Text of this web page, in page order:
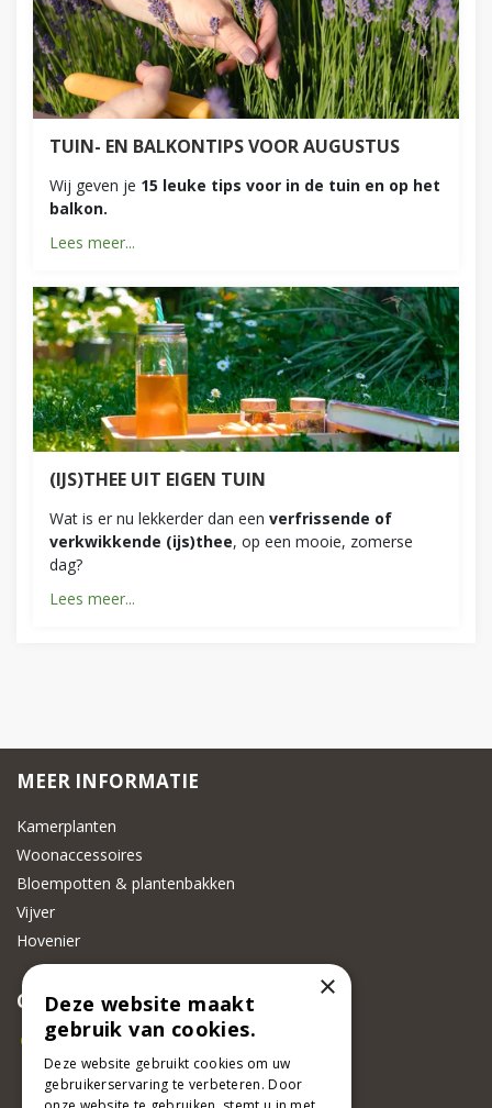
TUIN- EN BALKONTIPS VOOR AUGUSTUS
Wij geven je 15 leuke tips voor in de tuin en op het
balkon.
Lees meer...
(IJS)THEE UIT EIGEN TUIN
Wat is er nu lekkerder dan een verfrissende of
verkwikkende (ijs)thee, op een mooie, zomerse
dag?
Lees meer...
MEER INFORMATIE
Kamerplanten
Woonaccessoires
Bloempotten & plantenbakken
Vijver
Hovenier
CONTACT
Beeker Tuincentrum
Adsteeg 31
6191 PW Beek
×
Deze website maakt
gebruik van cookies.
Deze website gebruikt cookies om uw
gebruikerservaring te verbeteren. Door